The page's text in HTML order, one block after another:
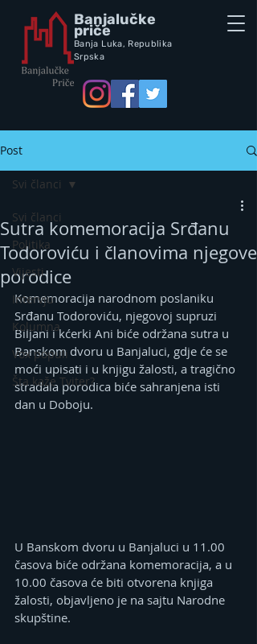
Banjalučke
priče
Banja Luka, Republika
Srpska
Post
Svi članci
Politika
Vijesti
Intervju
Kolumna
Vox populi
Šta kaže Tviter?
Svi članci
Sutra komemoracija Srđanu
Todoroviću i članovima njegove
porodice
Komemoracija narodnom poslaniku
Srđanu Todoroviću, njegovoj supruzi
Biljani i kćerki Ani biće održana sutra u
Banskom dvoru u Banjaluci, gdje će se
moći upisati i u knjigu žalosti, a tragično
stradala porodica biće sahranjena isti
dan u Doboju.
U Banskom dvoru u Banjaluci u 11.00
časova biće održana komemoracija, a u
10.00 časova će biti otvorena knjiga
žalosti, objavljeno je na sajtu Narodne
skupštine.